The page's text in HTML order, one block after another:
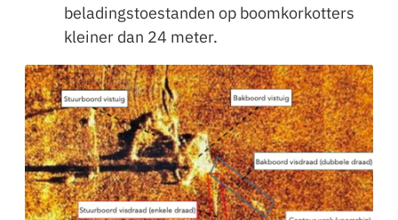
beladingstoestanden op boomkorkotters
kleiner dan 24 meter.